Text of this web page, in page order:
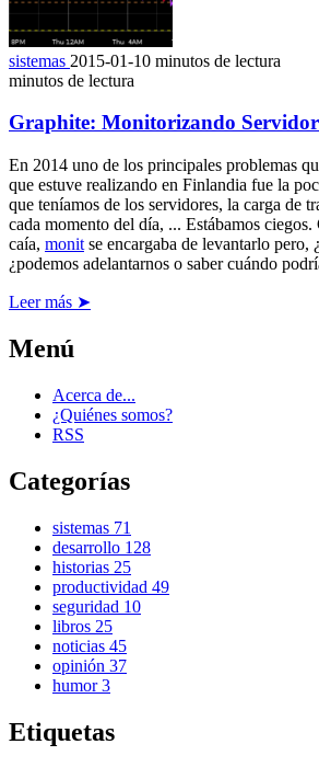
sistemas 2015-01-10 minutos de lectura
minutos de lectura
Graphite: Monitorizando
En 2014 uno de los principales problemas
que estuve realizando en Finlandia fue la
que teníamos de los servidores, la carga de
cada momento del día, ... Estábamos ciegos.
caía, monit se encargaba de levantarlo pero,
¿podemos adelantarnos o saber cuándo
Leer más ➤
Menú
Acerca de...
¿Quiénes somos?
RSS
Categorías
sistemas 71
desarrollo 128
historias 25
productividad 49
seguridad 10
libros 25
noticias 45
opinión 37
humor3
Etiquetas